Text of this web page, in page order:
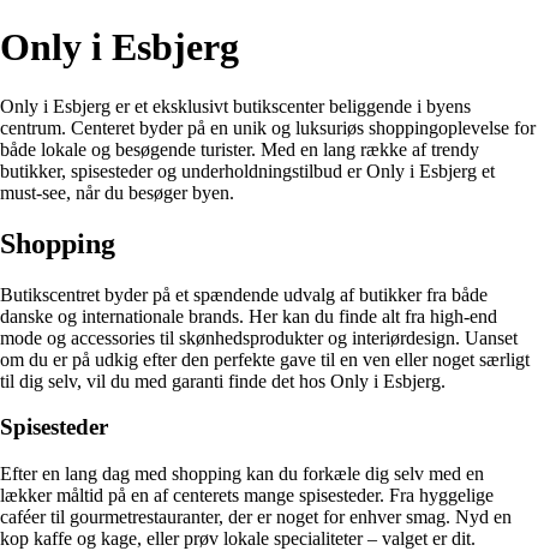
Only i Esbjerg
Only i Esbjerg er et eksklusivt butikscenter beliggende i byens
centrum. Centeret byder på en unik og luksuriøs shoppingoplevelse for
både lokale og besøgende turister. Med en lang række af trendy
butikker, spisesteder og underholdningstilbud er Only i Esbjerg et
must-see, når du besøger byen.
Shopping
Butikscentret byder på et spændende udvalg af butikker fra både
danske og internationale brands. Her kan du finde alt fra high-end
mode og accessories til skønhedsprodukter og interiørdesign. Uanset
om du er på udkig efter den perfekte gave til en ven eller noget særligt
til dig selv, vil du med garanti finde det hos Only i Esbjerg.
Spisesteder
Efter en lang dag med shopping kan du forkæle dig selv med en
lækker måltid på en af centerets mange spisesteder. Fra hyggelige
caféer til gourmetrestauranter, der er noget for enhver smag. Nyd en
kop kaffe og kage, eller prøv lokale specialiteter – valget er dit.